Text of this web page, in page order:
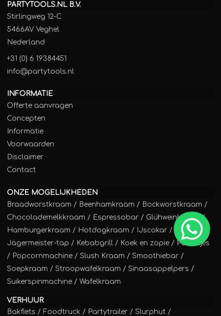
PARTYTOOLS.NL B.V.
Stirlingweg 12-C
5466AV Veghel
Nederland
+31 (0) 6 19384451
info@partytools.nl
INFORMATIE
Offerte aanvragen
Concepten
Informatie
Voorwaarden
Disclaimer
Contact
ONZE MOGELIJKHEDEN
Braadworstkraam / Beenhamkraam / Bockworstkraam /
Chocolademelkkraam / Espressobar / Glühweinkraam
/
Hamburgerkraam / Hotdogkraam / IJscokar /
Jägermeister-tap / Kebabgrill / Koek en zopie / Poffertjes
/ Popcornmachine / Slush Kraam / Smoothiebar /
Soepkraam / Stroopwafelkraam / Sinaasappelpers /
Suikerspinmachine / Wafelkraam
VERHUUR
Bakfiets / Foodtruck / Partytrailer / Slurphut /